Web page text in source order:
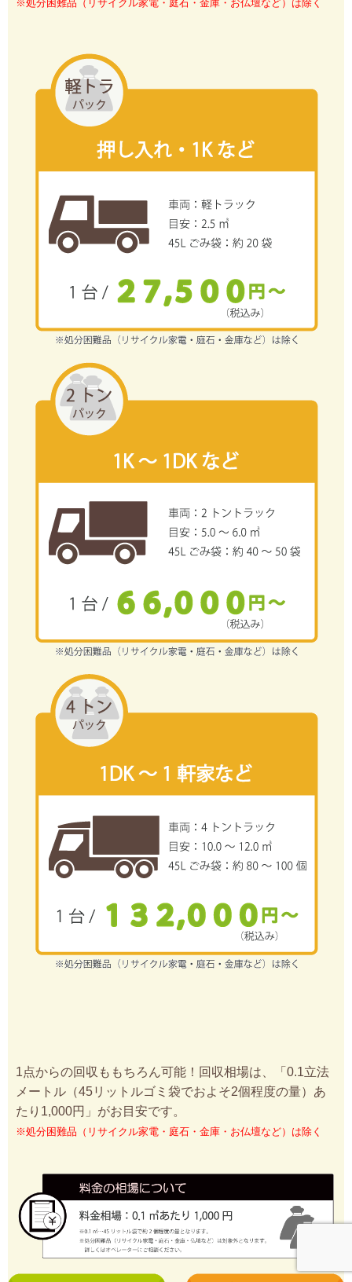
※処分困難品（リサイクル家電・庭石・金庫・お仏壇など）は除く
1点からの回収ももちろん可能！回収相場は、「0.1立法
メートル（45リットルゴミ袋でおよそ2個程度の量）あ
たり1,000円」がお目安です。
※処分困難品（リサイクル家電・庭石・金庫・お仏壇など）は除く